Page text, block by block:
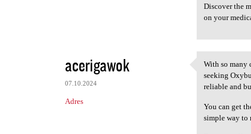
Discover the
on your
acerigawok
07.10.2024
Adres
With so
With so many
seeking
reliable and
You can get
simple way to